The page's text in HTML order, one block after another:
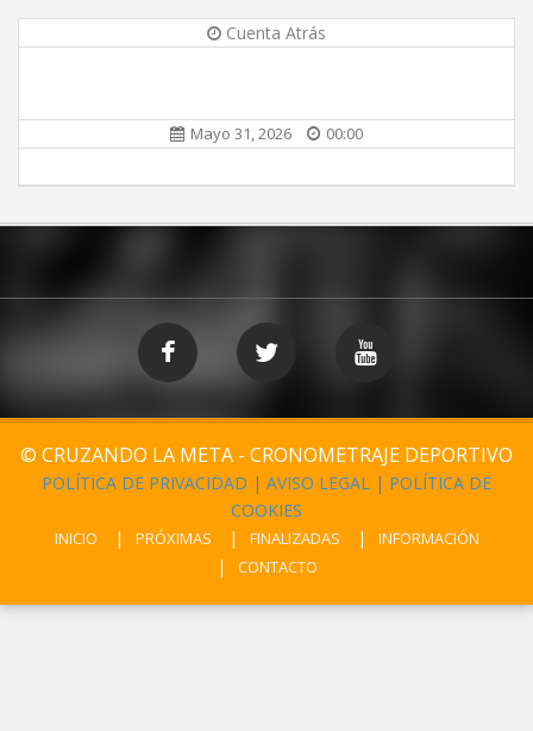
Cuenta Atrás
Mayo 31, 2026 00:00
© CRUZANDO LA META - CRONOMETRAJE DEPORTIVO
POLÍTICA DE PRIVACIDAD | AVISO LEGAL | POLÍTICA DE
COOKIES
INICIO PRÓXIMAS FINALIZADAS
INFORMACIÓN
CONTACTO